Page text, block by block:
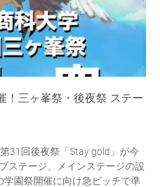
三ヶ峯祭・後夜祭 ステー
31回後夜祭「Stay gold」が今
ステージ、メインステージの設
園祭開催に向け急ピッチで準